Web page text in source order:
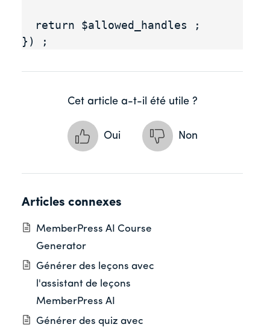
Cet article a-t-il été utile ?
Oui Non
Articles connexes
MemberPress AI Course
Generator
Générer des leçons avec
l'assistant de leçons
MemberPress AI
Générer des quiz avec